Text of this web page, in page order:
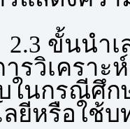
เสนอ
รวิเครา
ในกรณีศึก
ลยีหรือใช้